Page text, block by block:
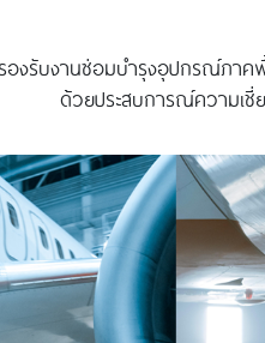
งรับงานซ่อมบำรุงอุปกรณ์ภาค
ด้วยประสบการณ์ความเชี่